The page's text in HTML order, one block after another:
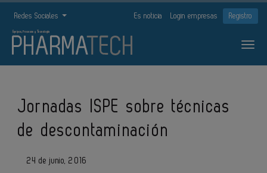
Redes Sociales Es noticia Login empresas Registro
Jornadas ISPE sobre técnicas
de descontaminación
24 de junio, 2016